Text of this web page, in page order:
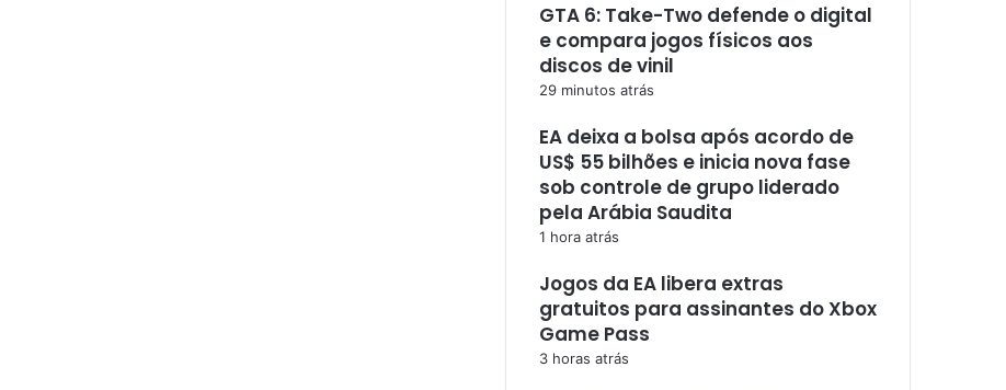
GTA 6: Take-Two defende o digital
e compara jogos físicos aos
discos de vinil
29 minutos atrás
EA deixa a bolsa após acordo de
US$ 55 bilhões e inicia nova fase
sob controle de grupo liderado
pela Arábia Saudita
1 hora atrás
Jogos da EA libera extras
gratuitos para assinantes do Xbox
Game Pass
3 horas atrás